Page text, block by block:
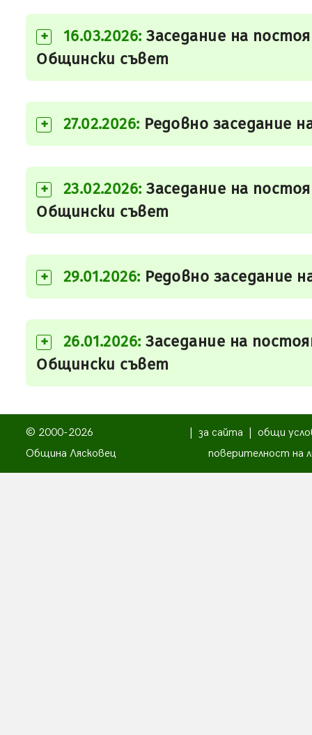
+ 16.03.2026: Заседание на
Общински съвет
+ 27.02.2026: Редовно заседание
+ 23.02.2026: Заседание на
Общински съвет
+ 29.01.2026: Редовно заседание
+ 26.01.2026: Заседание на
Общински съвет
© 2000-2026
Община Лясковец
за сайта
общи
поверителност на